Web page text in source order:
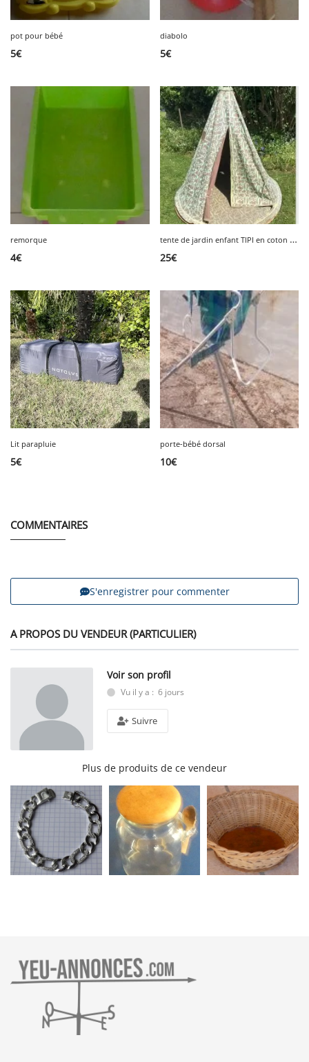
pot pour bébé
5€
diabolo
5€
remorque
4€
t
ente de jardin enfant TIPI en coton Habitat
25€
Lit parapluie
5€
porte-bébé dorsal
10€
COMMENTAIRES
S'enregistrer pour commenter
A PROPOS DU VENDEUR (PARTICULIER)
Voir son profil
Vu il y a : 6 jours
Suivre
Plus de produits de ce vendeur